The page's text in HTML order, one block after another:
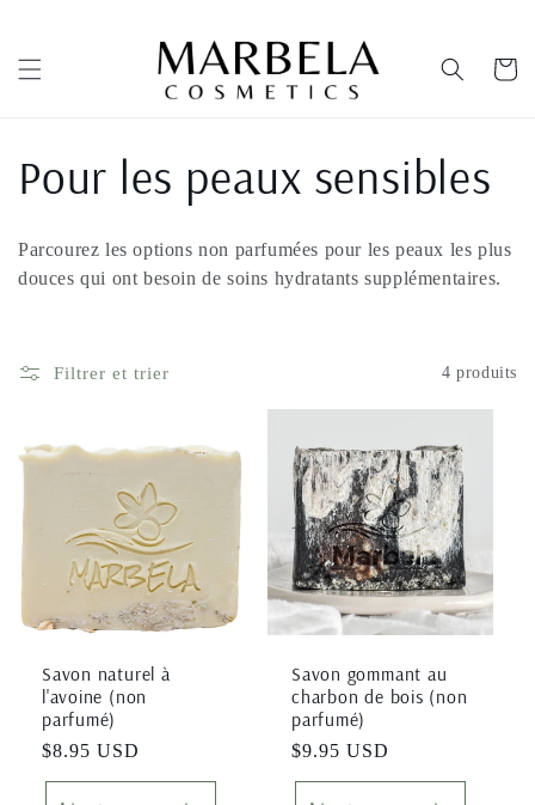
contenu
Panier
C
o
l
c
t
i
o
Pour les peaux sensibles
Parcourez les options non parfumées pour les peaux les plus
douces qui ont besoin de soins hydratants supplémentaires.
Filtrer et trier 4 produits
Savon naturel à
l'avoine (non
parfumé)
Prix
habituel
$8.95 USD
Savon gommant au
charbon de bois (non
parfumé)
Prix
habituel
$9.95 USD